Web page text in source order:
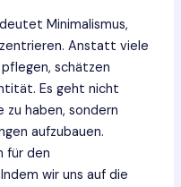
Minimalismus,
Anstatt viele
schätzen
Es geht nicht
haben, sondern
aufzubauen.
für den
wir uns auf die